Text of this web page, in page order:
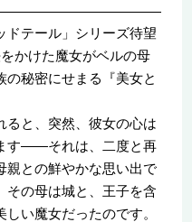
ドテール」シリーズ待望
かけた魔女がベルの母
秘密にせまる『美女と
ると、突然、彼女の心は
す――それは、二度と再
親との鮮やかな思い出で
その母は城と、王子を含
い魔女だったのです。